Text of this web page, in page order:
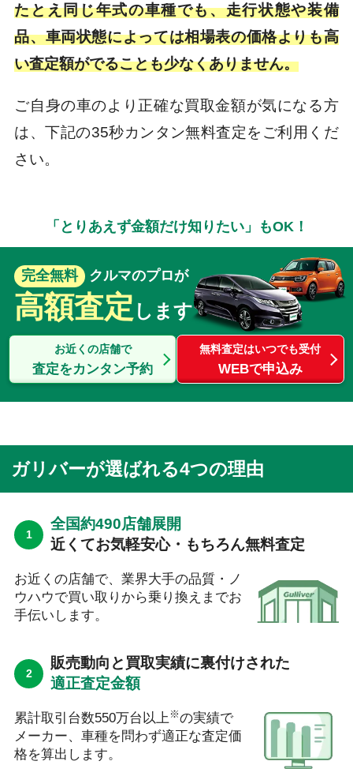
たとえ同じ年式の車種でも、走行状態や装備
品、車両状態によっては相場表の価格よりも高
い査定額がでることも少なくありません。
ご自身の車のより正確な買取金額が気になる方
は、下記の35秒カンタン無料査定をご利用くだ
さい。
「とりあえず金額だけ知りたい」もOK！
完全無料 クルマのプロが
高額査定 します
お近くの店舗で
査定をカンタン予約
無料査定はいつでも受付
WEBで申込み
ガリバーが選ばれる4つの理由
全国約490店舗展開
近くてお気軽安心・もちろん無料査定
お近くの店舗で、業界大手の品質・ノ
ウハウで買い取りから乗り換えまでお
手伝いします。
販売動向と買取実績に裏付けされた
適正査定金額
累計取引台数550万台以上 ※の実績で
メーカー、車種を問わず適正な査定価
格を算出します。